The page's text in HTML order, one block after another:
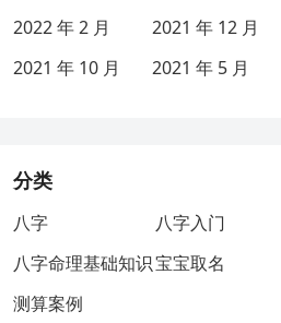
2022 年 2 月
2021 年 12 月
2021 年 10 月
2021 年 5 月
分类
八字
八字入门
八字命理基础知识宝宝取名
测算案例